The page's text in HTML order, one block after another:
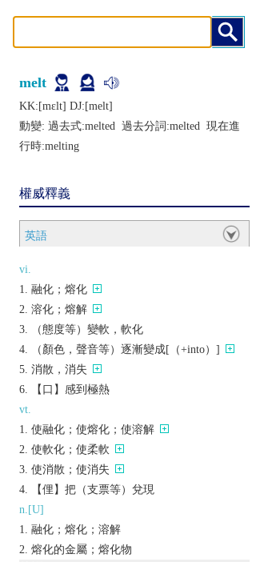
melt
KK:[mɛlt] DJ:[mеlt]
動變: 過去式:melted 過去分詞:melted 現在進
行時:melting
權威釋義
英語
vi.
融化；熔化
溶化；熔解
（態度等）變軟，軟化
（顏色，聲音等）逐漸變成[（+into）]
消散，消失
【口】感到極熱
vt.
使融化；使熔化；使溶解
使軟化；使柔軟
使消散；使消失
【俚】把（支票等）兌現
n.[U]
融化；熔化；溶解
熔化的金屬；熔化物